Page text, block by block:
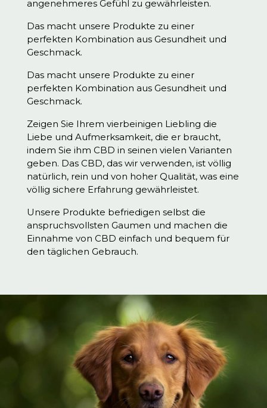
angenehmeres Gefühl zu gewährleisten.
Das macht unsere Produkte zu einer
perfekten Kombination aus Gesundheit und
Geschmack.
Das macht unsere Produkte zu einer
perfekten Kombination aus Gesundheit und
Geschmack.
Zeigen Sie Ihrem vierbeinigen Liebling die
Liebe und Aufmerksamkeit, die er braucht,
indem Sie ihm CBD in seinen vielen Varianten
geben. Das CBD, das wir verwenden, ist völlig
natürlich, rein und von hoher Qualität, was eine
völlig sichere Erfahrung gewährleistet.
Unsere Produkte befriedigen selbst die
anspruchsvollsten Gaumen und machen die
Einnahme von CBD einfach und bequem für
den täglichen Gebrauch.